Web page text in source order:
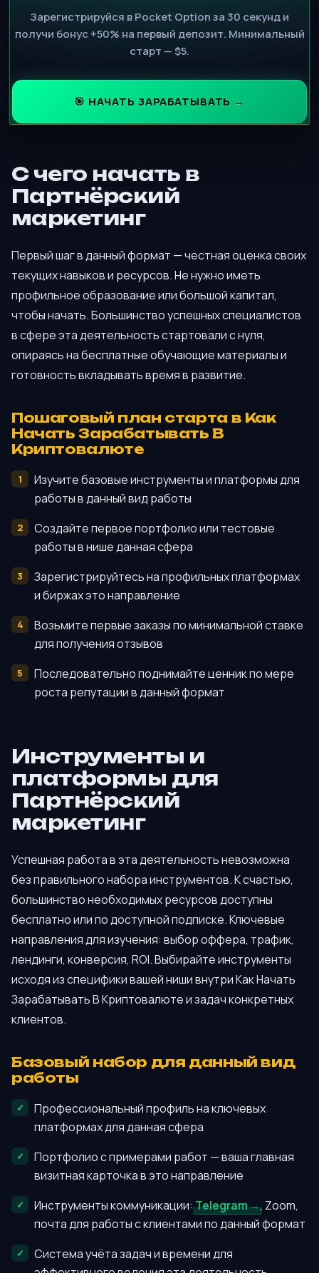
Зарегистрируйся в Pocket Option за 30 секунд и
получи бонус +50% на первый депозит. Минимальный
старт — $5.
🎯 НАЧАТЬ ЗАРАБАТЫВАТЬ →
С чего начать в
Партнёрский
маркетинг
Первый шаг в данный формат — честная оценка своих
текущих навыков и ресурсов. Не нужно иметь
профильное образование или большой капитал,
чтобы начать. Большинство успешных специалистов
в сфере эта деятельность стартовали с нуля,
опираясь на бесплатные обучающие материалы и
готовность вкладывать время в развитие.
Пошаговый план старта в Как
Начать Зарабатывать В
Криптовалюте
Изучите базовые инструменты и платформы для
работы в данный вид работы
Создайте первое портфолио или тестовые
работы в нише данная сфера
Зарегистрируйтесь на профильных платформах
и биржах это направление
Возьмите первые заказы по минимальной ставке
для получения отзывов
Последовательно поднимайте ценник по мере
роста репутации в данный формат
Инструменты и
платформы для
Партнёрский
маркетинг
Успешная работа в эта деятельность невозможна
без правильного набора инструментов. К счастью,
большинство необходимых ресурсов доступны
бесплатно или по доступной подписке. Ключевые
направления для изучения: выбор оффера, трафик,
лендинги, конверсия, ROI. Выбирайте инструменты
исходя из специфики вашей ниши внутри Как Начать
Зарабатывать В Криптовалюте и задач конкретных
клиентов.
Базовый набор для данный вид
работы
Профессиональный профиль на ключевых
платформах для данная сфера
Портфолио с примерами работ — ваша главная
визитная карточка в это направление
Инструменты коммуникации:Telegram
, Zoom,
почта для работы с клиентами по данный формат
Система учёта задач и времени для